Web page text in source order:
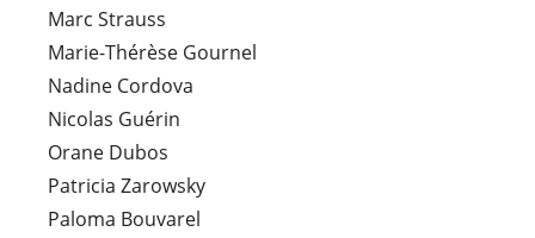
Marc Strauss
Marie-Thérèse Gournel
Nadine Cordova
Nicolas Guérin
Orane Dubos
Patricia Zarowsky
Paloma Bouvarel